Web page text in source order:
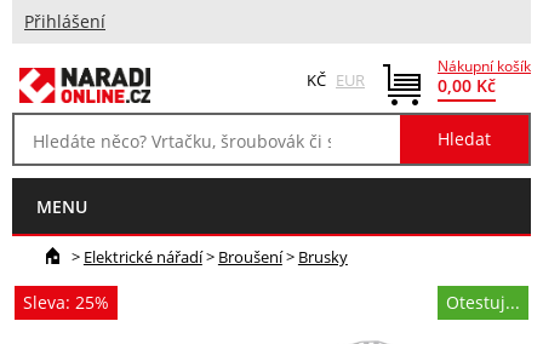
Přihlášení
Nákupní košík
0,00 Kč
KČ EUR
MENU
> Elektrické nářadí> Broušení> Brusky
Sleva: 25% Otestuj...